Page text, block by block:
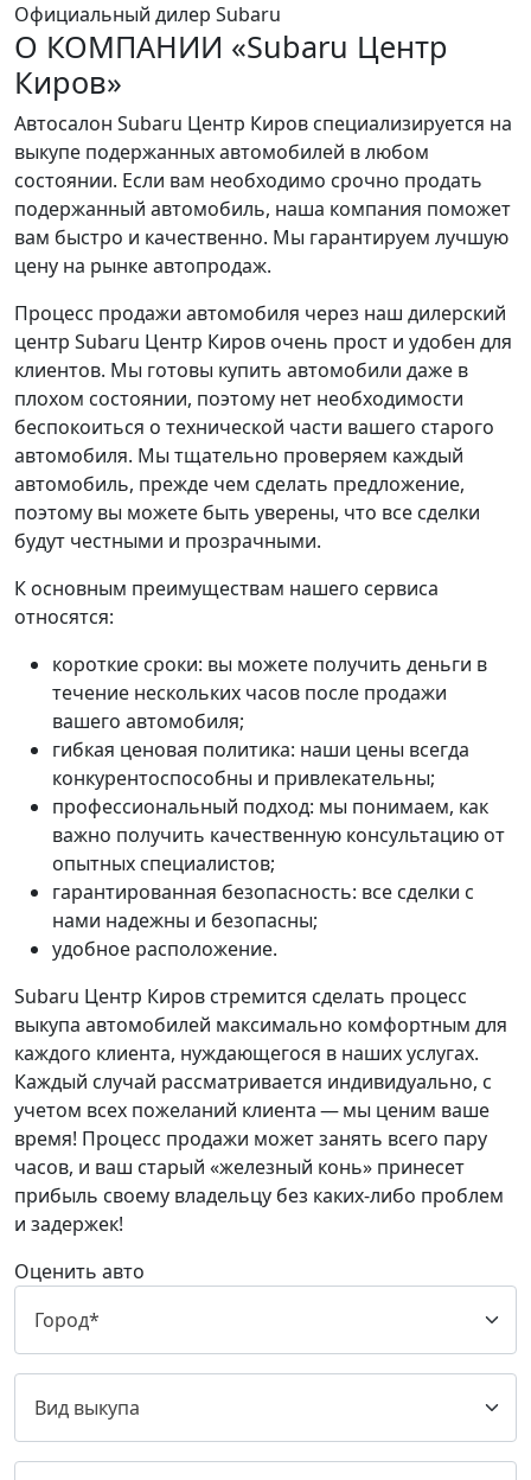
Официальный дилер Subaru
О КОМПАНИИ «Subaru Центр
Киров»
Автосалон Subaru Центр Киров специализируется на
выкупе подержанных автомобилей в любом
состоянии. Если вам необходимо срочно продать
подержанный автомобиль, наша компания поможет
вам быстро и качественно. Мы гарантируем лучшую
цену на рынке автопродаж.
Процесс продажи автомобиля через наш дилерский
центр Subaru Центр Киров очень прост и удобен для
клиентов. Мы готовы купить автомобили даже в
плохом состоянии, поэтому нет необходимости
беспокоиться о технической части вашего старого
автомобиля. Мы тщательно проверяем каждый
автомобиль, прежде чем сделать предложение,
поэтому вы можете быть уверены, что все сделки
будут честными и прозрачными.
К основным преимуществам нашего сервиса
относятся:
короткие сроки: вы можете получить деньги в
течение нескольких часов после продажи
вашего автомобиля;
гибкая ценовая политика: наши цены всегда
конкурентоспособны и привлекательны;
профессиональный подход: мы понимаем, как
важно получить качественную консультацию от
опытных специалистов;
гарантированная безопасность: все сделки с
нами надежны и безопасны;
удобное расположение.
Subaru Центр Киров стремится сделать процесс
выкупа автомобилей максимально комфортным для
каждого клиента, нуждающегося в наших услугах.
Каждый случай рассматривается индивидуально, с
учетом всех пожеланий клиента — мы ценим ваше
время! Процесс продажи может занять всего пару
часов, и ваш старый «железный конь» принесет
прибыль своему владельцу без каких-либо проблем
и задержек!
Оценить авто